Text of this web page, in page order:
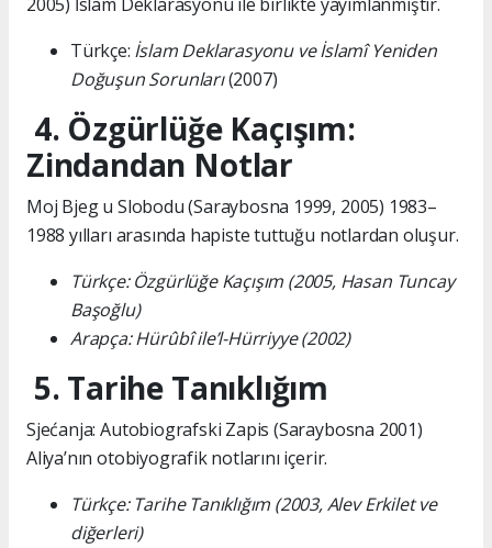
2005) İslam Deklarasyonu ile birlikte yayımlanmıştır.
Türkçe: İslam Deklarasyonu ve İslamî Yeniden
Doğuşun Sorunları(2007)
4. Özgürlüğe Kaçışım:
Zindandan Notlar
Moj Bjeg u Slobodu (Saraybosna 1999, 2005) 1983–
1988 yılları arasında hapiste tuttuğu notlardan oluşur.
Türkçe: Özgürlüğe Kaçışım (2005, Hasan Tuncay
Başoğlu)
Arapça: Hürûbî ile’l-Hürriyye (2002)
5. Tarihe Tanıklığım
Sjećanja: Autobiografski Zapis (Saraybosna 2001)
Aliya’nın otobiyografik notlarını içerir.
Türkçe: Tarihe Tanıklığım (2003, Alev Erkilet ve
diğerleri)